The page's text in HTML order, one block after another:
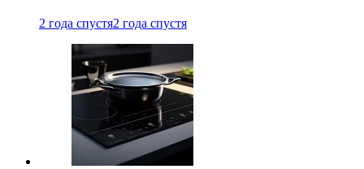
2 года спустя2 года спустя